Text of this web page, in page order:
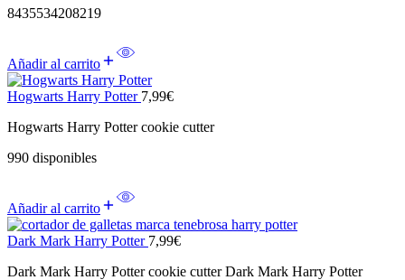
8435534208219
Añadir al carrito
Hogwarts Harry Potter 7,99€
Hogwarts Harry Potter cookie cutter
990 disponibles
Añadir al carrito
Dark Mark Harry Potter 7,99€
Dark Mark Harry Potter cookie cutter Dark Mark Harry Potter